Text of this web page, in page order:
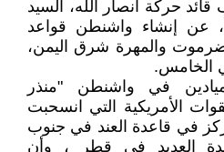
حركة أنصار الله، السيد
عن إنشاء واشنطن قواعد
والمهرة شرق اليمن،
الخامس.
في واشنطن "منذر
الأمريكية التي انسحبت
في قاعدة العند في جنوب
العديد في قطر ، وأن